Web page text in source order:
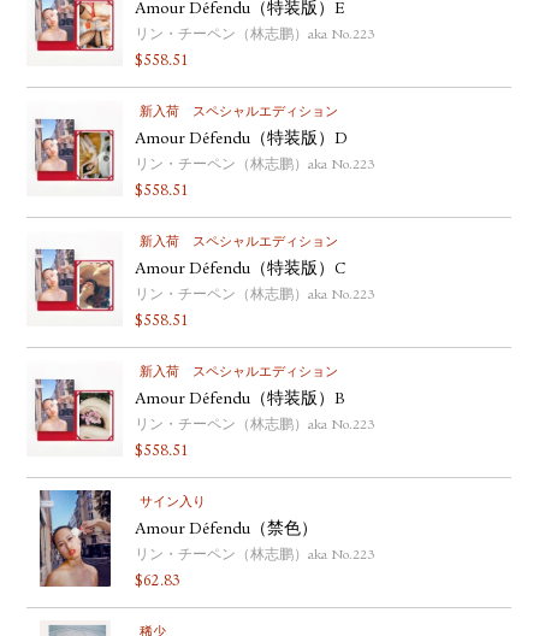
Amour Défendu（特装版）E
リン・チーペン（林志鹏）aka No.223
$558.51
新入荷 スペシャルエディション
Amour Défendu（特装版）D
リン・チーペン（林志鹏）aka No.223
$558.51
新入荷 スペシャルエディション
Amour Défendu（特装版）C
リン・チーペン（林志鹏）aka No.223
$558.51
新入荷 スペシャルエディション
Amour Défendu（特装版）B
リン・チーペン（林志鹏）aka No.223
$558.51
サイン入り
Amour Défendu（禁色）
リン・チーペン（林志鹏）aka No.223
$62.83